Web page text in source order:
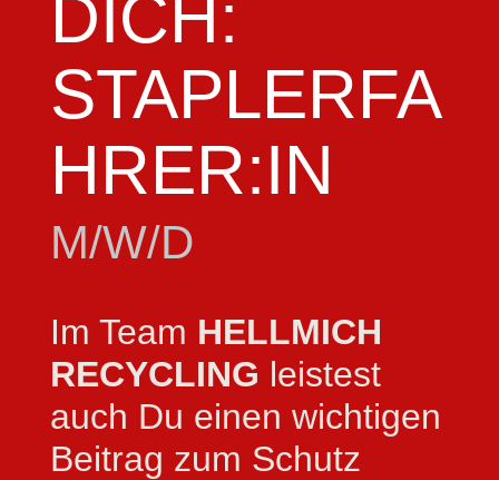
DICH:
STAPLERFA
HRER:IN
M/W/D
Im Team HELLMICH
RECYCLING leistest
auch Du einen wichtigen
Beitrag zum Schutz